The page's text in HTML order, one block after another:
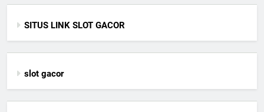
SITUS LINK SLOT GACOR
slot gacor